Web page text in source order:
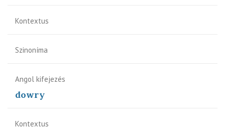
Kontextus
Szinoníma
Angol kifejezés
dowry
Kontextus